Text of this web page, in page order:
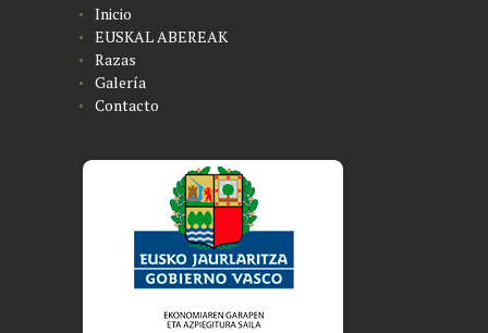
Inicio
EUSKAL ABEREAK
Razas
Galería
Contacto